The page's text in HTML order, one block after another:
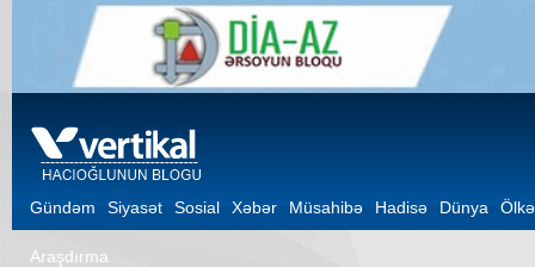
Gündəm Siyasət Sosial Xəbər Müsahibə Hadisə Dünya Ölkə
Araşdırma